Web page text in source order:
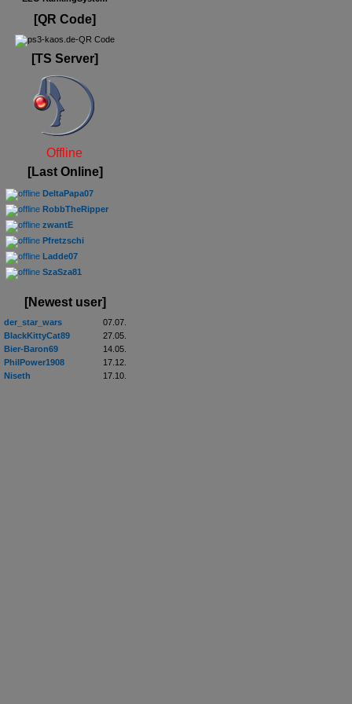
[QR Code]
[TS Server]
Offline
[Last Online]
DeltaPapa07
RobbTheRipper
zwantE
Pfretzschi
Ladde07
SzaSza81
[Newest user]
der_star_wars
07.07.
BlackKittyCat89
27.05.
Bier-Baron69
14.05.
PhilPower1908
17.12.
Niseth
17.10.